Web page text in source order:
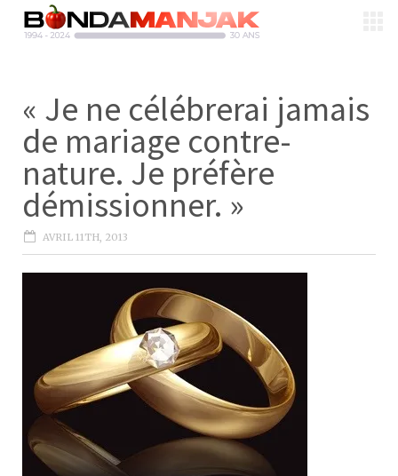
« Je ne célébrerai jamais
de mariage contre-
nature. Je préfère
démissionner. »
AVRIL 11TH, 2013